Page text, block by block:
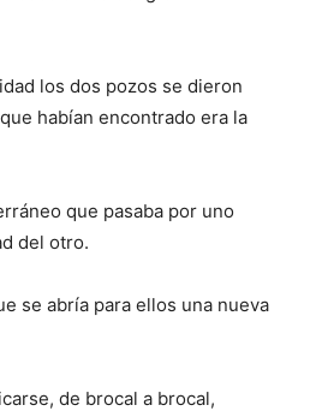
los dos pozos se dieron
habían encontrado era la
que pasaba por uno
del otro.
se abría para ellos una nueva
de brocal a brocal,